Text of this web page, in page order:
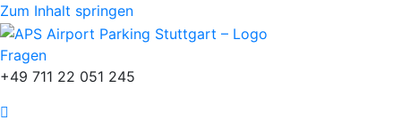
Zum Inhalt springen
Fragen
+49 711 22 051 245